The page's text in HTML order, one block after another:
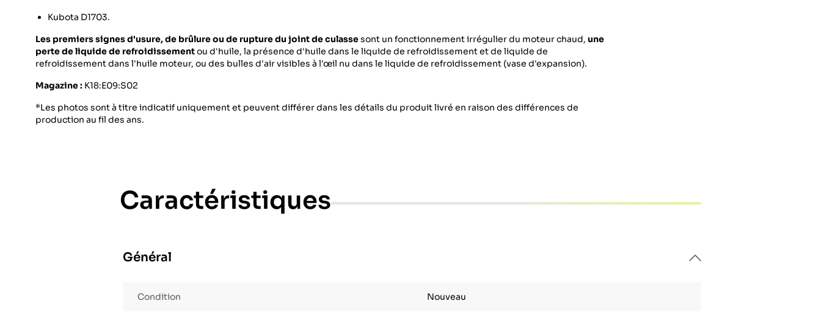
Kubota D1703.
Les premiers signes d'usure, de brûlure ou de rupture du joint de culassesont un fonctionnement irrégulier du moteur chaud, une
perte de liquide de refroidissementou d'huile, la présence d'huile dans le liquide de refroidissement et de liquide de
refroidissement dans l'huile moteur, ou des bulles d'air visibles à l'œil nu dans le liquide de refroidissement (vase d'expansion).
Magazine : K18:E09:S02
*Les photos sont à titre indicatif uniquement et peuvent différer dans les détails du produit livré en raison des différences de
production au fil des ans.
Caractéristiques
Général
Condition Nouveau